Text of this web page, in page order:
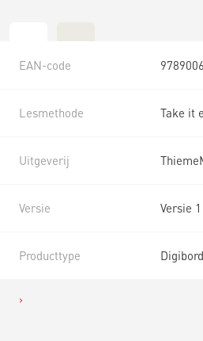
EAN-code
Lesmethode Take it
Uitgeverij
Versie Versie 1
Producttype